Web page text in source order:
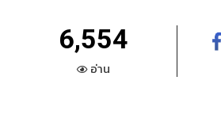
6,554
อ่าน